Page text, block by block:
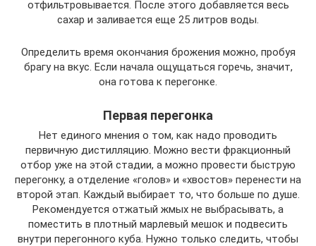
отфильтровывается. После этого добавляется весь
сахар и заливается еще 25 литров воды.
Определить время окончания брожения можно, пробуя
брагу на вкус. Если начала ощущаться горечь, значит,
она готова к перегонке.
Первая перегонка
Нет единого мнения о том, как надо проводить
первичную дистилляцию. Можно вести фракционный
отбор уже на этой стадии, а можно провести быструю
перегонку, а отделение «голов» и «хвостов» перенести на
второй этап. Каждый выбирает то, что больше по душе.
Рекомендуется отжатый жмых не выбрасывать, а
поместить в плотный марлевый мешок и подвесить
внутри перегонного куба. Нужно только следить, чтобы